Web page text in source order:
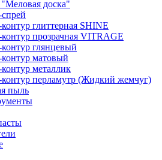
доска"
глиттерная SHINE
прозрачная VITRAGE
глянцевый
матовый
металлик
контур перламутр (Жидкий жемчуг)
пыль